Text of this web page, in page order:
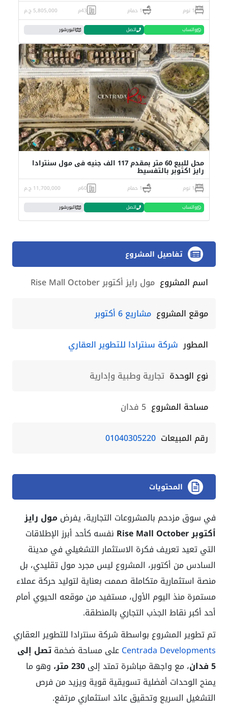
1 نوم 1 حمام 43م 5,805,000 ج.م
واتساب اتصل البورشور
محل للبيع 60 متر بمقدم 117 الف جنيه فى مول سنترادا
رايز اكتوبر بالتفسيط
1 نوم 1 حمام 60م 11,700,000 ج.م
واتساب اتصل البورشور
تفاصيل المشروع
اسم المشروع مول رايز أكتوبر Rise Mall October
موقع المشروع مشاريع 6 أكتوبر
المطور شركة سنترادا للتطوير العقاري
نوع الوحدة تجارية وطبية وإدارية
مساحة المشروع 5 فدان
رقم المبيعات 01040305220
المحتويات
في سوق مزدحم بالمشروعات التجارية، يفرضمول رايز
أكتوبر Rise Mall October
نفسه كأحد أبرز الإطلاقات
التي تعيد تعريف فكرة الاستثمار التشغيلي في مدينة
السادس من أكتوبر، المشروع ليس مجرد مول تقليدي، بل
منصة استثمارية متكاملة صممت بعناية لتوليد حركة عملاء
مستمرة منذ اليوم الأول، مستفيد من موقعه الحيوي أمام
أحد أكبر نقاط الجذب التجاري بالمنطقة.
تم تطوير المشروع بواسطة شركة سنترادا للتطوير العقاري
Centrada Developmentsعلى مساحة ضخمةتصل إلى
5 فدان
، مع واجهة مباشرة تمتد إلى230 متر،
وهو ما
يمنح الوحدات أفضلية تسويقية قوية ويزيد من فرص
التشغيل السريع وتحقيق عائد استثماري مرتفع.